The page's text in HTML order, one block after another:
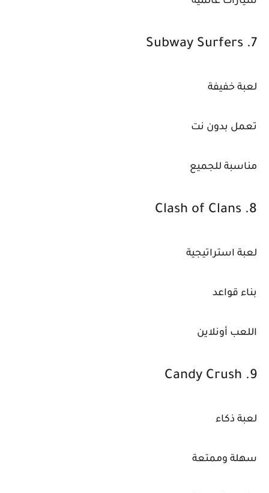
7. Subway Surfers
لعبة خفيفة
تعمل بدون نت
مناسبة للجميع
8. Clash of Clans
لعبة استراتيجية
بناء قواعد
اللعب أونلاين
9. Candy Crush
لعبة ذكاء
سهلة وممتعة